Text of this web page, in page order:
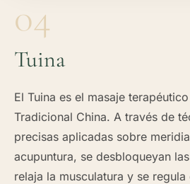
04
Tuina
El Tuina es el masaje
Tradicional China. A través de
precisas aplicadas sobre
acupuntura, se desbloqueyan
relaja la musculatura y se